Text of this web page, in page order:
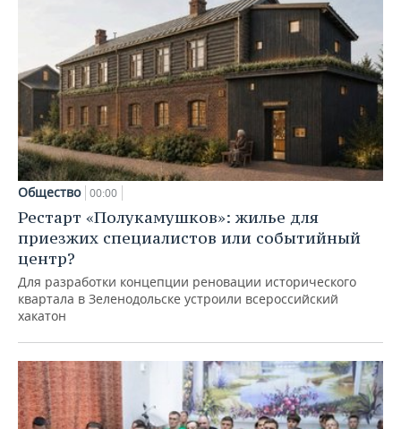
Общество 00:00
Рестарт «Полукамушков»: жилье для
приезжих специалистов или событийный
центр?
Для разработки концепции реновации исторического
квартала в Зеленодольске устроили всероссийский
хакатон